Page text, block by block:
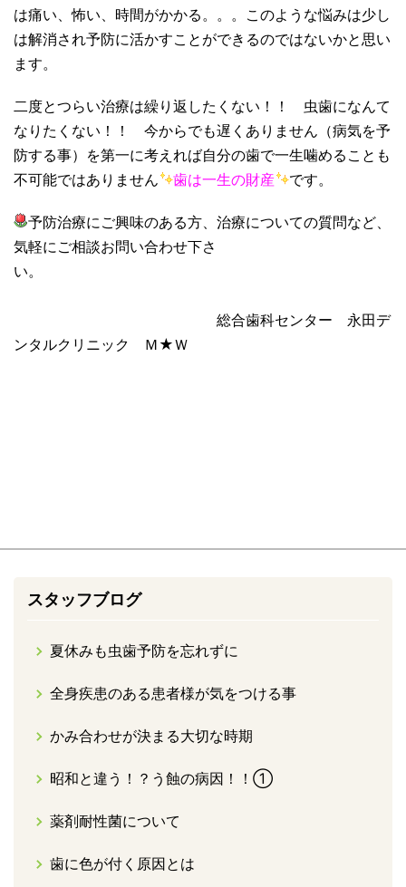
は痛い、怖い、時間がかかる。。。このような悩みは少し
は解消され予防に活かすことができるのではないかと思い
ます。
二度とつらい治療は繰り返したくない！！ 虫歯になんて
なりたくない！！ 今からでも遅くありません（病気を予
防する事）を第一に考えれば自分の歯で一生噛めることも
不可能ではありません
歯は一生の財産 です。
予防治療にご興味のある方、治療についての質問など、
気軽にご相談お問い合わせ下さ
い。
総合歯科センター 永田デ
ンタルクリニック Ｍ★Ｗ
スタッフブログ
夏休みも虫歯予防を忘れずに
全身疾患のある患者様が気をつける事
かみ合わせが決まる大切な時期
昭和と違う！？う蝕の病因！！①
薬剤耐性菌について
歯に色が付く原因とは